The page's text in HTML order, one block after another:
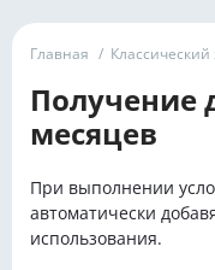
Главная / Классический
Получение
месяцев
При выполнении
автоматически
использования.